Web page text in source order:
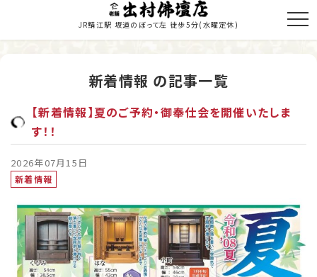
JR鯖江駅 坂道のぼって左 徒歩5分(水曜定休)
商品のご紹介
お仏壇の修理・修復
寺院施工
当店の歩み
職人紹介
新着情報 の記事一覧
【新着情報】夏のご予約・御奉仕会を開催いたしま
す！！
2026年07月15日
新着情報